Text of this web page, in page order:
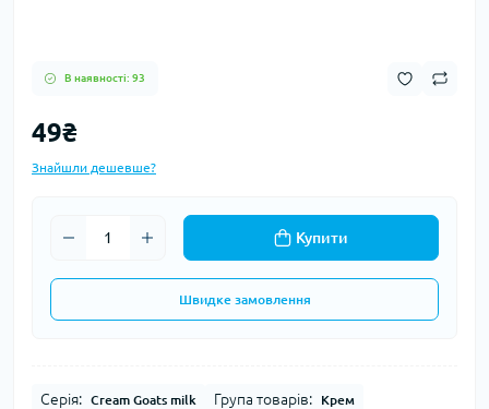
В наявності: 93
49₴
Знайшли дешевше?
Купити
Швидке замовлення
Серія: Cream Goats milk Група товарів: Крем